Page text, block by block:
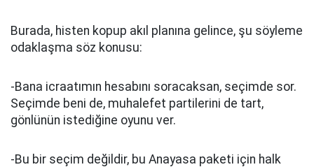
Burada, histen kopup akıl planına gelince, şu söyleme
odaklaşma söz konusu:
-Bana icraatımın hesabını soracaksan, seçimde sor.
Seçimde beni de, muhalefet partilerini de tart,
gönlünün istediğine oyunu ver.
-Bu bir seçim değildir, bu Anayasa paketi için halk